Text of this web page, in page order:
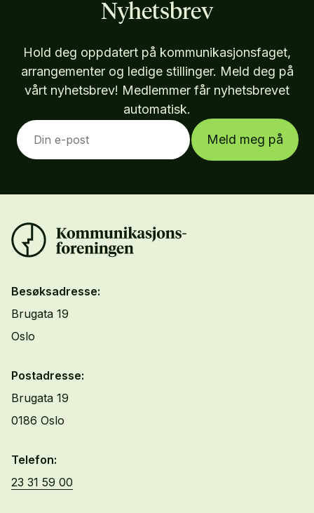
Nyhetsbrev
Hold deg oppdatert på kommunikasjonsfaget,
arrangementer og ledige stillinger. Meld deg på
vårt nyhetsbrev! Medlemmer får nyhetsbrevet
automatisk.
Meld meg på
Besøksadresse:
Brugata 19
Oslo
Postadresse:
Brugata 19
0186 Oslo
Telefon:
23 31 59 00